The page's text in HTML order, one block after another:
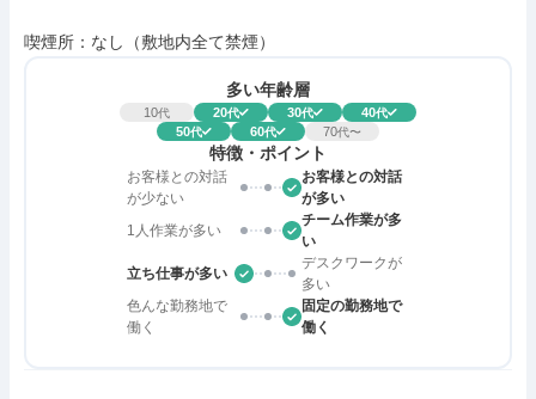
喫煙所：なし（敷地内全て禁煙）
多い年齢層
10代 20代 30代 40代
50代 60代 70代〜
特徴・ポイント
お客様との対話
が少ない
お客様との対話
が多い
1人作業が多い
チーム作業が多
い
立ち仕事が多い
デスクワークが
多い
色んな勤務地で
働く
固定の勤務地で
働く